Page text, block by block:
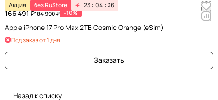
Акция без RuStore 23 04 36
166 491 ₽184 990 ₽ -10%
Apple iPhone 17 Pro Max 2TB Cosmic Orange (eSim)
Под заказ от 1 дня
Заказать
Назад к списку